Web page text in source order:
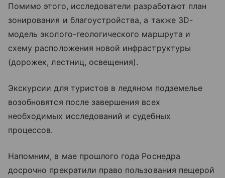
Помимо этого, исследователи разработают план
зонирования и благоустройства, а также 3D-
модель эколого-геологического маршрута и
схему расположения новой инфраструктуры
(дорожек, лестниц, освещения).
Экскурсии для туристов в ледяном подземелье
возобновятся после завершения всех
необходимых исследований и судебных
процессов.
Напомним, в мае прошлого года Роснедра
досрочно прекратили право пользования пещерой